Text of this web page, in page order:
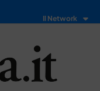
Il Network